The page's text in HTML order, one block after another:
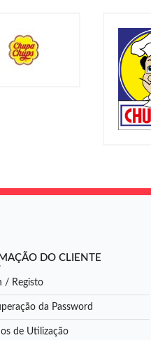
DO CLIENTE
/ Registo
da Password
de Utilização